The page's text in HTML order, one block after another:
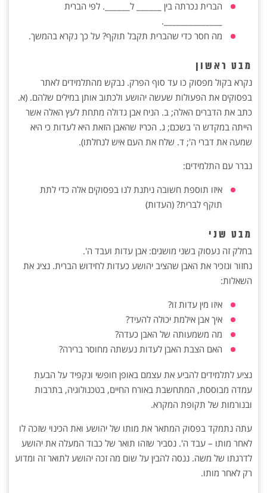
הברית נכרתה בין ______ ל______. לפי הברית
______________.
מה חסר כדי שהברית תקבל תוקף? על כך נקרא בהמשך.
מבט ראשון
נקרא בקול מפסוק כו עד סוף הפרק. נבקש מהתלמידים לאתר
בפסוקים את הפעולות שעשה יהושע ולכתוב אותן במילים שלהם. (א.
כתב את הדברים האלה; ב. הניח אבן גדולה מתחת לעץ האלה אשר
הייתה במקדש ה' בשכם; ג. הכריז שהאבן הזאת היא לעדות כי היא
שמעה את דברי ה'; ד. שלח את העם איש לנחלתו).
נברר עם התלמידים:
איזו תוספת חשובה ניתנת לנו בפסוקים אלה כדי לתת
תוקף לברית? (העדות)
מבט שני
בחלק זה נעסוק בשני מושגים: אבן עדות ועבד ה'.
נחזור ונזכיר את האבן שהציב יהושע כעדות לחידוש הברית. נציג את
השאלות:
איזו מין עדות זו?
איך אבן אילמת יכולה להעיד?
מה משמעותה של האבן כעדה?
האם הצבת האבן לעדות נעשתה מחוסר ברירה?
נציע לתלמידים להביע את עצמם באופן חופשי ונקפיד על הבעת
עמדה מבוססת, המתחשבת באורח החיים, בטכנולוגיה, בתרבות
ובנורמות של תקופת המקרא.
עתה נתמקד בפסוק המתאר את מותו של יהושע ואת הכינוי שזכה לו
לאחר מותו – עבד ה'. נסביר שזהו תואר של כבוד המעלה את יהושע
לדרגתו של משה. ננסה להבין על שום מה זכה יהושע לתואר זה ומדוע
רק לאחר מותו.